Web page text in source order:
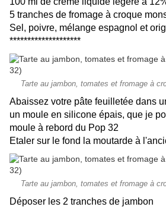
5 tranches de fromage à croque
Sel, poivre, mélange espagnol et
********************
Tarte au jambon, tomates et fromage à
Abaissez votre pâte feuilletée dans
un moule en silicone épais, que je
moule à rebord du Pop 32
Etaler sur le fond la moutarde à
Tarte au jambon, tomates et fromage à
Déposer les 2 tranches de jambon